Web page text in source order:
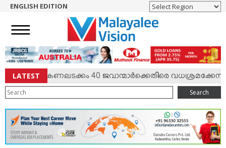
NEWS
ENGLISH
NRI
ENTERTAINMENT
MV SPECIAL
SPORTS
LIFESTYLE
ENGLISH EDITION
LATEST
കേണലടക്കം 40 ജവാന്മാര്‍ക്കെതിരെ വധശ്രമക്കേസ്
Search